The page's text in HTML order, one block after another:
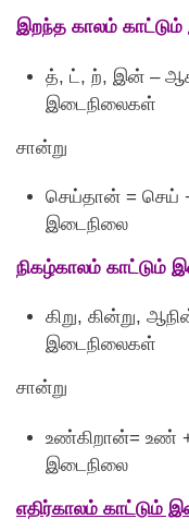
இறந்த காலம்
த், ட், ற், இன் –
இடைநிலைகள்
சான்று
செய்தான் = செய்
இடைநிலை
நிகழ்காலம் காட்டும்
கிறு, கின்று,
இடைநிலைகள்
சான்று
உண்கிறான்= உண் +
இடைநிலை
எதிர்காலம் காட்டும்